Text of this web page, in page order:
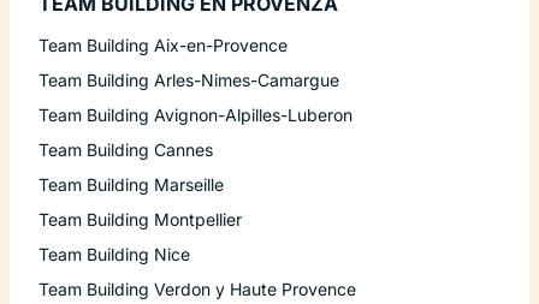
Team Building Aix-en-Provence
Team Building Arles-Nimes-Camargue
Team Building Avignon-Alpilles-Luberon
Team Building Cannes
Team Building Marseille
Team Building Montpellier
Team Building Nice
Team Building Verdon y Haute Provence